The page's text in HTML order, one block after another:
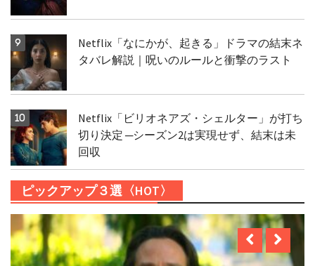
Netflix「なにかが、起きる」ドラマの結末ネ
タバレ解説｜呪いのルールと衝撃のラスト
Netflix「ビリオネアズ・シェルター」が打ち
切り決定 ─シーズン2は実現せず、結末は未
回収
ピックアップ３選〈HOT〉